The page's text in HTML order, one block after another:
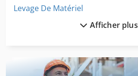
Levage De Matériel
Machine De Construction
Machine De Finition
Afficher plus